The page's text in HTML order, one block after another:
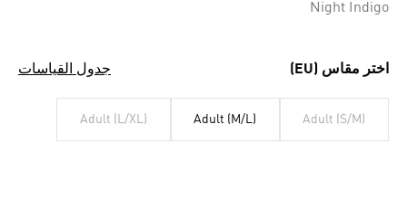
Night Indigo
اختر مقاس (EU) جدول القياسات
Adult (S/M)
Adult (M/L)
Adult (L/XL)